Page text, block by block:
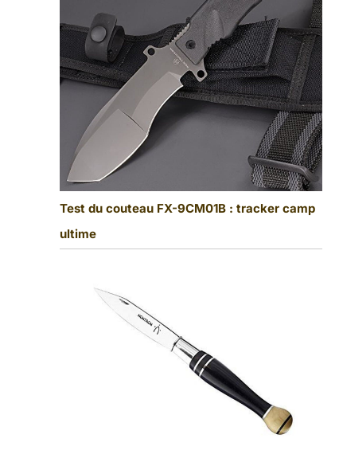
Test du couteau FX-9CM01B : tracker camp
ultime